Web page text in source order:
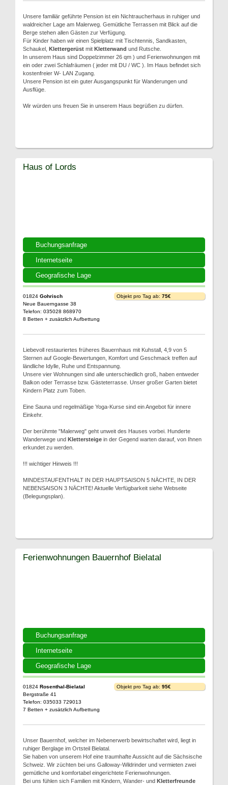
Unsere familiär geführte Pension ist ein Nichtraucherhaus in ruhiger und
waldreicher Lage am Malerweg. Gemütliche Terrassen mit Blick auf die
Berge stehen allen Gästen zur Verfügung.
Für Kinder haben wir einen Spielplatz mit Tischtennis, Sandkasten,
Schaukel, Klettergerüst mit Kletterwand und Rutsche.
In unserem Haus sind Doppelzimmer 26 qm ) und Ferienwohnungen mit
ein oder zwei Schlafräumen ( jeder mit DU / WC ). Im Haus befindet sich
kostenfreier W- LAN Zugang.
Unsere Pension ist ein guter Ausgangspunkt für Wanderungen und
Ausflüge.
Wir würden uns freuen Sie in unserem Haus begrüßen zu dürfen.
Buchungsanfrage
Internetseite
Geografische Lage
Haus of Lords
01824 Gohrisch
Neue Bauerngasse 38
Telefon: 035028 868970
8 Betten + zusätzlich Aufbettung
Objekt pro Tag ab: 75€
Liebevoll restauriertes früheres Bauernhaus mit Kuhstall, 4,9 von 5
Sternen auf Google-Bewertungen, Komfort und Geschmack treffen auf
ländliche Idylle, Ruhe und Entspannung.
Unsere vier Wohnungen sind alle unterschiedlich groß, haben entweder
Balkon oder Terrasse bzw. Gästeterrasse. Unser großer Garten bietet
Kindern Platz zum Toben.
Eine Sauna und regelmäßige Yoga-Kurse sind ein Angebot für innere
Einkehr.
Der berühmte "Malerweg" geht unweit des Hauses vorbei. Hunderte
Wanderwege und Klettersteige in der Gegend warten darauf, von Ihnen
erkundet zu werden.
!!! wichtiger Hinweis !!!
MINDESTAUFENTHALT IN DER HAUPTSAISON 5 NÄCHTE, IN DER
NEBENSAISON 3 NÄCHTE! Aktuelle Verfügbarkeit siehe Webseite
(Belegungsplan).
Buchungsanfrage
Internetseite
Geografische Lage
Ferienwohnungen Bauernhof Bielatal
01824 Rosenthal-Bielatal
Bergstraße 41
Telefon: 035033 729013
7 Betten + zusätzlich Aufbettung
Objekt pro Tag ab: 95€
Unser Bauernhof, welcher im Nebenerwerb bewirtschaftet wird, liegt in
ruhiger Berglage im Ortsteil Bielatal.
Sie haben von unserem Hof eine traumhafte Aussicht auf die Sächsische
Schweiz. Wir züchten bei uns Galloway-Wildrinder und vermieten zwei
gemütliche und komfortabel eingerichtete Ferienwohnungen.
Bei uns fühlen sich Familien mit Kindern, Wander- und Kletterfreunde